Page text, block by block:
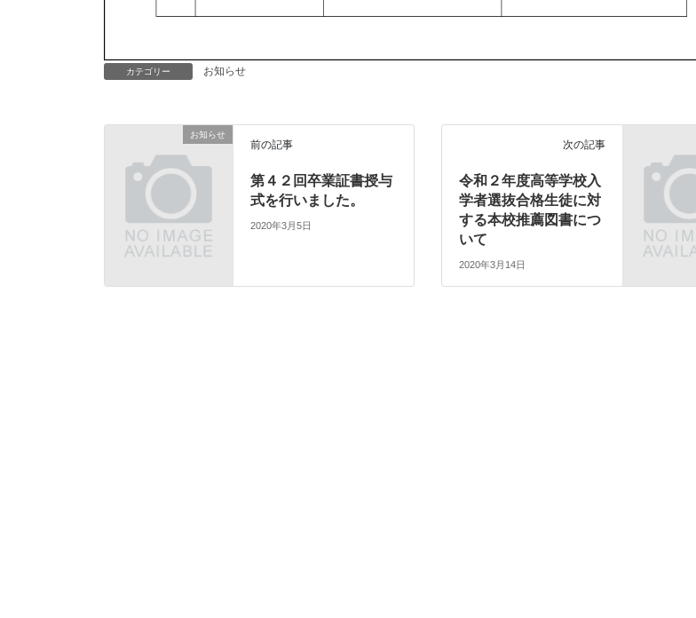
カテゴリー お知らせ
お知らせ
前の記事
第４２回卒業証書授与
式を行いました。
2020年3月5日
次の記事
令和２年度高等学校入
学者選抜合格生徒に対
する本校推薦図書につ
いて
2020年3月14日